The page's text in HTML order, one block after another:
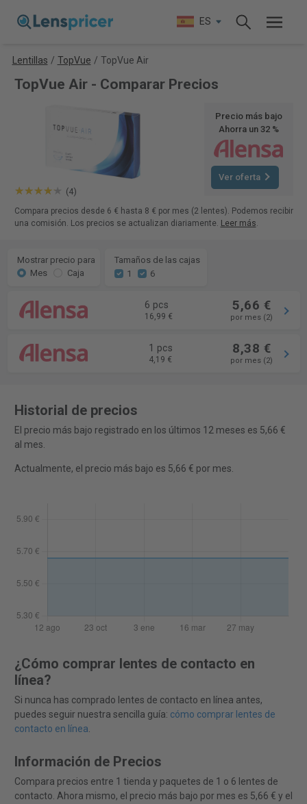
ES
Lentillas / TopVue / TopVue Air
TopVue Air - Comparar Precios
(4)
Precio más bajo
Ahorra un 32 %
Ver oferta
Compara precios desde 6 € hasta 8 € por mes (2 lentes). Podemos recibir
una comisión. Los precios se actualizan diariamente. Leer más.
Mostrar precio para
Mes
Caja
Tamaños de las cajas
1
6
6 pcs
16,99 €
5,66 €
por mes (2)
1 pcs
4,19 €
8,38 €
por mes (2)
Historial de precios
El precio más bajo registrado en los últimos 12 meses es 5,66 €
al mes.
Actualmente, el precio más bajo es 5,66 € por mes.
¿Cómo comprar lentes de contacto en
línea?
Si nunca has comprado lentes de contacto en línea antes,
puedes seguir nuestra sencilla guía: cómo comprar lentes de
contacto en línea.
Información de Precios
Compara precios entre 1 tienda y paquetes de 1 o 6 lentes de
contacto. Ahora mismo, el precio más bajo por mes es 5,66 € y el